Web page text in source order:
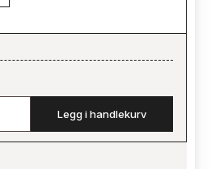
Legg i handlekurv